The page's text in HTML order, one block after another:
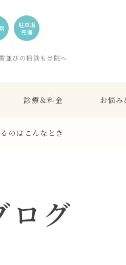
駐車場
完備
並びの相談も当院へ
診療＆料金 お悩み
のはこんなとき
ログ